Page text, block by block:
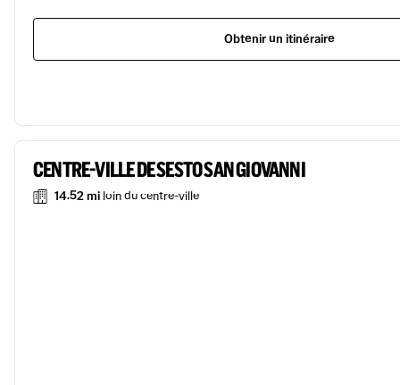
Obtenir un itinéraire
CENTRE-VILLE DE SESTO SAN GIOVANNI
14.52 mi loin du centre-ville